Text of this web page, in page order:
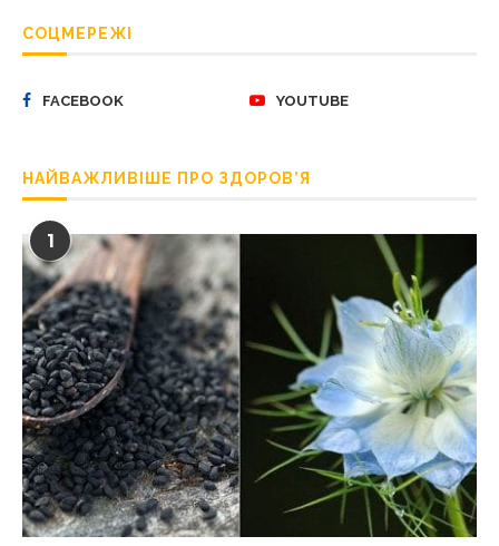
СОЦМЕРЕЖІ
FACEBOOK YOUTUBE
НАЙВАЖЛИВІШЕ ПРО ЗДОРОВ’Я
1